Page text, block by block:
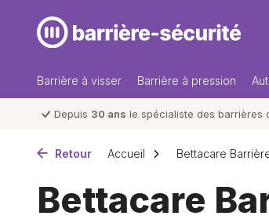
Barrière à visser Barrière à pression
Depuis 30 ans le spécialiste des barrières
Retour Accueil Bettacare
Bettacare